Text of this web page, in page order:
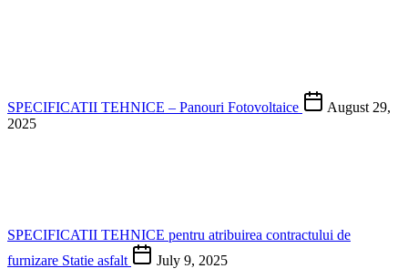
SPECIFICATII TEHNICE – Panouri Fotovoltaice
August 29,
2025
SPECIFICATII TEHNICE pentru atribuirea contractului de
furnizare Statie asfalt
July 9, 2025